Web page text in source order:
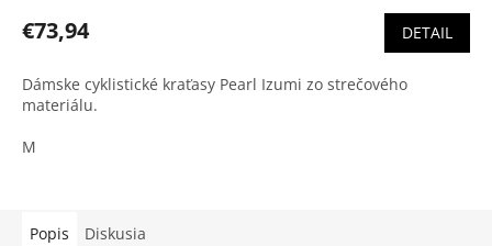
€73,94 DETAIL
Dámske cyklistické kraťasy Pearl Izumi zo strečového
materiálu.
M
Popis Diskusia